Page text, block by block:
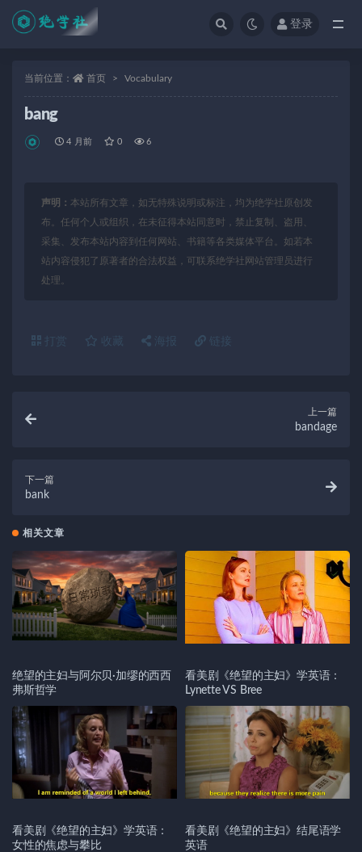
登录
当前位置： 首页 Vocabulary
bang
4 月前 0 6
声明： 本站所有文章，如无特殊说明或标注，均为绝学社原创发
布。任何个人或组织，在未征得本站同意时，禁止复制、盗用、
采集、发布本站内容到任何网站、书籍等各类媒体平台。如若本
站内容侵犯了原著者的合法权益，可联系绝学社网站管理员进行
处理。
打赏 收藏 海报 链接
上一篇
bandage
下一篇
bank
相关文章
绝望的主妇与阿尔贝·加缪的西西
弗斯哲学
看美剧《绝望的主妇》学英语：
Lynette VS Bree
看美剧《绝望的主妇》学英语：
女性的焦虑与攀比
看美剧《绝望的主妇》结尾语学
英语